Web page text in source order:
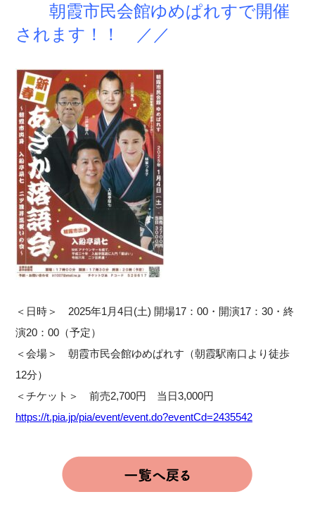
朝霞市民会館ゆめぱれすで開催
されます！！ ／／
＜日時＞ 2025年1月4日(土) 開場17：00・開演17：30・終
演20：00（予定）
＜会場＞ 朝霞市民会館ゆめぱれす（朝霞駅南口より徒歩
12分）
＜チケット＞ 前売2,700円 当日3,000円
https://t.pia.jp/pia/event/event.do?eventCd=2435542